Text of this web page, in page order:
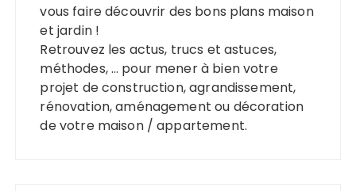
vous faire découvrir des bons plans maison
et jardin !
Retrouvez les actus, trucs et astuces,
méthodes, … pour mener à bien votre
projet de construction, agrandissement,
rénovation, aménagement ou décoration
de votre maison / appartement.